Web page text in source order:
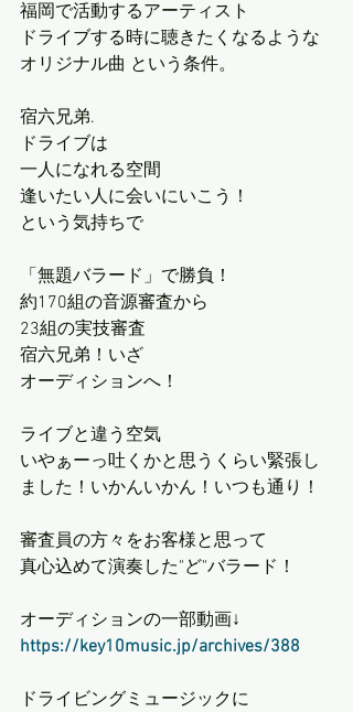
福岡で活動するアーティスト
ドライブする時に聴きたくなるような
オリジナル曲 という条件。
宿六兄弟.
ドライブは
一人になれる空間
逢いたい人に会いにいこう！
という気持ちで
「無題バラード」で勝負！
約170組の音源審査から
23組の実技審査
宿六兄弟！いざ
オーディションへ！
ライブと違う空気
いやぁーっ吐くかと思うくらい緊張し
ました！いかんいかん！いつも通り！
審査員の方々をお客様と思って
真心込めて演奏した"ど"バラード！
オーディションの一部動画↓
https://key10music.jp/archives/388
ドライビングミュージックに